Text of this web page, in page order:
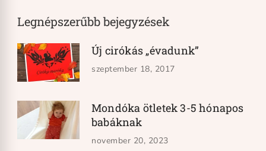
Legnépszerűbb bejegyzések
Új cirókás „évadunk”
szeptember 18, 2017
Mondóka ötletek 3-5 hónapos
babáknak
november 20, 2023